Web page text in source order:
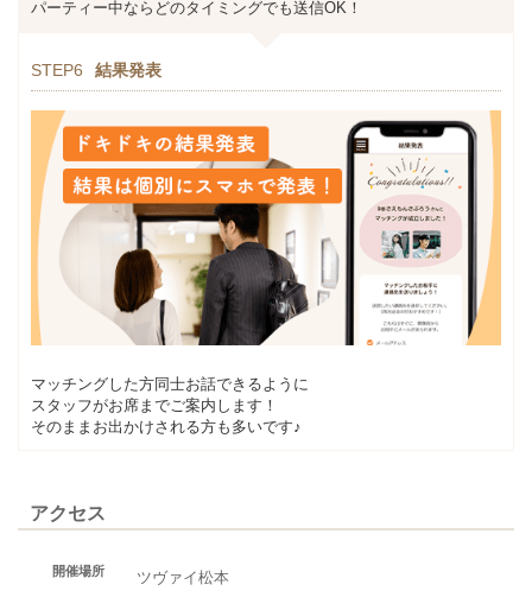
パーティー中ならどのタイミングでも送信OK！
STEP6 結果発表
マッチングした方同士お話できるように
スタッフがお席までご案内します！
そのままお出かけされる方も多いです♪
アクセス
開催場所
ツヴァイ松本